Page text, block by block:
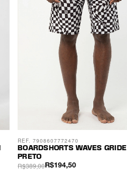
BOARDSHORTS WAVES GRIDE
PRETO
R$194,50
R$389,00
REF. 7908607772470